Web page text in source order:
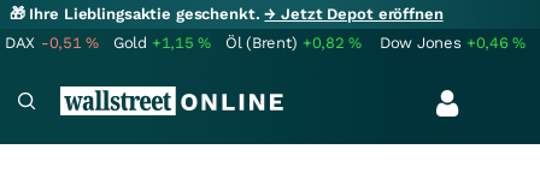
🎁 Ihre Lieblingsaktie geschenkt.→ Jetzt Depot eröffnen
DAX -0,51% Gold +1,15% Öl (Brent) +0,82% Dow Jones +0,46%